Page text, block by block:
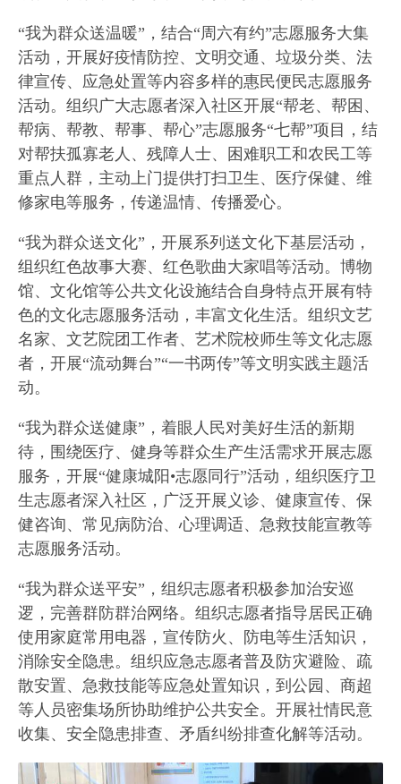
“我为群众送温暖”，结合“周六有约”志愿服务大集
活动，开展好疫情防控、文明交通、垃圾分类、法
律宣传、应急处置等内容多样的惠民便民志愿服务
活动。组织广大志愿者深入社区开展“帮老、帮困、
帮病、帮教、帮事、帮心”志愿服务“七帮”项目，结
对帮扶孤寡老人、残障人士、困难职工和农民工等
重点人群，主动上门提供打扫卫生、医疗保健、维
修家电等服务，传递温情、传播爱心。
“我为群众送文化”，开展系列送文化下基层活动，
组织红色故事大赛、红色歌曲大家唱等活动。博物
馆、文化馆等公共文化设施结合自身特点开展有特
色的文化志愿服务活动，丰富文化生活。组织文艺
名家、文艺院团工作者、艺术院校师生等文化志愿
者，开展“流动舞台”“一书两传”等文明实践主题活
动。
“我为群众送健康”，着眼人民对美好生活的新期
待，围绕医疗、健身等群众生产生活需求开展志愿
服务，开展“健康城阳•志愿同行”活动，组织医疗卫
生志愿者深入社区，广泛开展义诊、健康宣传、保
健咨询、常见病防治、心理调适、急救技能宣教等
志愿服务活动。
“我为群众送平安”，组织志愿者积极参加治安巡
逻，完善群防群治网络。组织志愿者指导居民正确
使用家庭常用电器，宣传防火、防电等生活知识，
消除安全隐患。组织应急志愿者普及防灾避险、疏
散安置、急救技能等应急处置知识，到公园、商超
等人员密集场所协助维护公共安全。开展社情民意
收集、安全隐患排查、矛盾纠纷排查化解等活动。